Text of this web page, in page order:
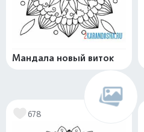
Мандала новый виток
678